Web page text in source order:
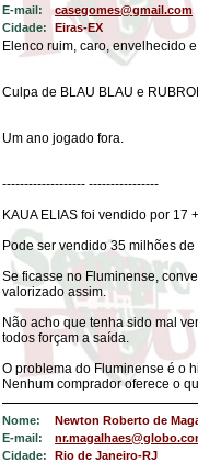
E-mail:
casegomes@gmail.com
Cidade:
Eiras-EX
Elenco ruim, caro, envelhecido
Culpa de BLAU BLAU e
Um ano jogado fora.
------------------- ----------------
KAUA ELIAS foi vendido por 17
Pode ser vendido 35 milhões de
Se ficasse no Fluminense,
valorizado assim.
Não acho que tenha sido mal
todos forçam a saída.
O problema do Fluminense é o
Nenhum comprador oferece o
Nome: Newton Roberto de
E-mail:
Cidade:
Rio de Janeiro-RJ